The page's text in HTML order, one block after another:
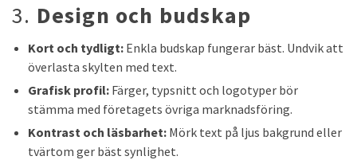
3. Design och budskap
Kort och tydligt: Enkla budskap fungerar bäst. Undvik att
överlasta skylten med text.
Grafisk profil: Färger, typsnitt och logotyper bör
stämma med företagets övriga marknadsföring.
Kontrast och läsbarhet: Mörk text på ljus bakgrund eller
tvärtom ger bäst synlighet.